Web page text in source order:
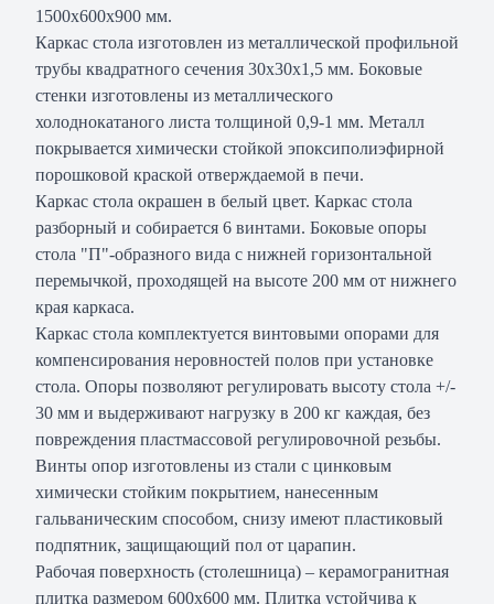
1500х600х900 мм.
Каркас стола изготовлен из металлической профильной
трубы квадратного сечения 30х30х1,5 мм. Боковые
стенки изготовлены из металлического
холоднокатаного листа толщиной 0,9-1 мм. Металл
покрывается химически стойкой эпоксиполиэфирной
порошковой краской отверждаемой в печи.
Каркас стола окрашен в белый цвет. Каркас стола
разборный и собирается 6 винтами. Боковые опоры
стола "П"-образного вида с нижней горизонтальной
перемычкой, проходящей на высоте 200 мм от нижнего
края каркаса.
Каркас стола комплектуется винтовыми опорами для
компенсирования неровностей полов при установке
стола. Опоры позволяют регулировать высоту стола +/-
30 мм и выдерживают нагрузку в 200 кг каждая, без
повреждения пластмассовой регулировочной резьбы.
Винты опор изготовлены из стали с цинковым
химически стойким покрытием, нанесенным
гальваническим способом, снизу имеют пластиковый
подпятник, защищающий пол от царапин.
Рабочая поверхность (столешница) – керамогранитная
плитка размером 600х600 мм. Плитка устойчива к